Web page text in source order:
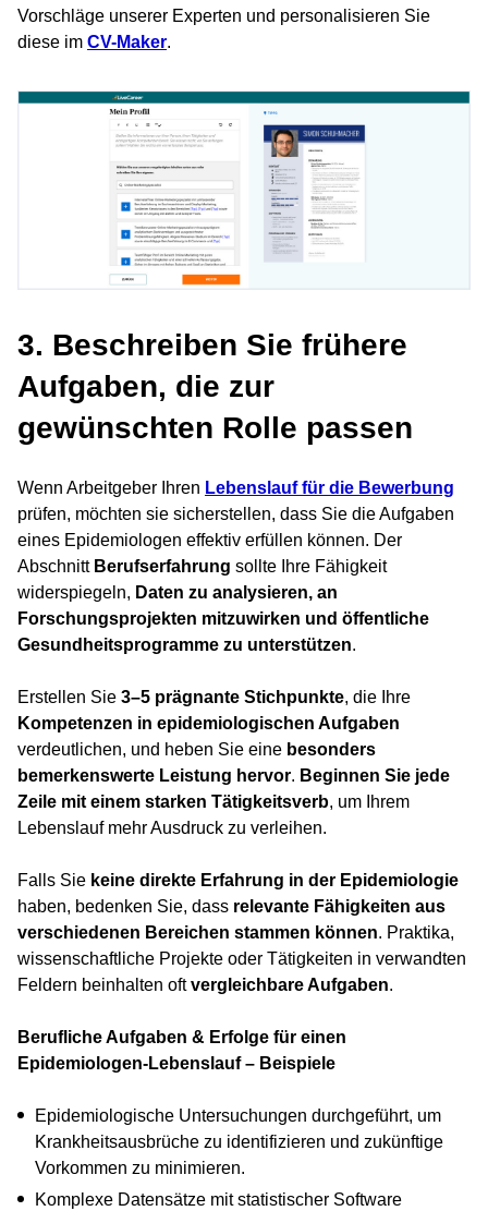
Vorschläge unserer Experten und personalisieren Sie
diese im CV-Maker.
3. Beschreiben Sie frühere
Aufgaben, die zur
gewünschten Rolle passen
Wenn Arbeitgeber Ihren Lebenslauf für die Bewerbung
prüfen, möchten sie sicherstellen, dass Sie die Aufgaben
eines Epidemiologen effektiv erfüllen können. Der
Abschnitt Berufserfahrung sollte Ihre Fähigkeit
widerspiegeln, Daten zu analysieren, an
Forschungsprojekten mitzuwirken und öffentliche
Gesundheitsprogramme zu unterstützen.
Erstellen Sie 3–5 prägnante Stichpunkte, die Ihre
Kompetenzen in epidemiologischen Aufgaben
verdeutlichen, und heben Sie eine besonders
bemerkenswerte Leistung hervor. Beginnen Sie jede
Zeile mit einem starken Tätigkeitsverb, um Ihrem
Lebenslauf mehr Ausdruck zu verleihen.
Falls Sie keine direkte Erfahrung in der Epidemiologie
haben, bedenken Sie, dass relevante Fähigkeiten aus
verschiedenen Bereichen stammen können. Praktika,
wissenschaftliche Projekte oder Tätigkeiten in verwandten
Feldern beinhalten oftvergleichbare Aufgaben.
Berufliche Aufgaben & Erfolge für einen
Epidemiologen-Lebenslauf – Beispiele
Epidemiologische Untersuchungen durchgeführt, um
Krankheitsausbrüche zu identifizieren und zukünftige
Vorkommen zu minimieren.
Komplexe Datensätze mit statistischer Software